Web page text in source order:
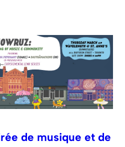
de musique et de